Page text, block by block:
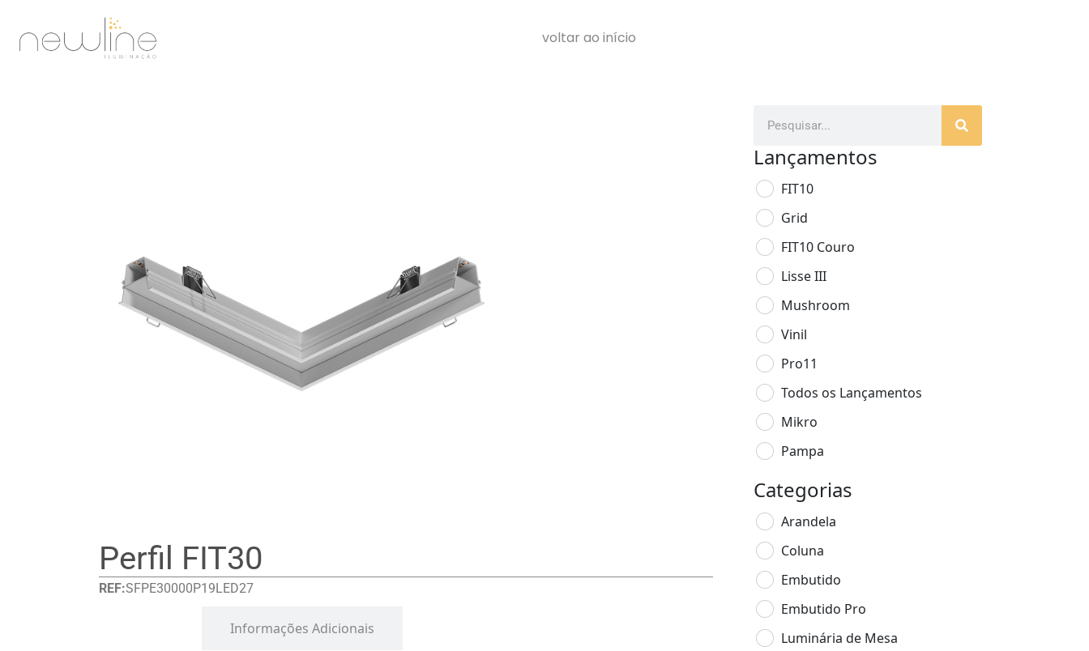
voltar ao início
Perfil FIT30
REF:SFPE30000P19LED27
Informações Adicionais
Lançamentos
FIT10
Grid
FIT10 Couro
Lisse III
Mushroom
Vinil
Pro11
Todos os Lançamentos
Mikro
Pampa
Categorias
Arandela
Coluna
Embutido
Embutido Pro
Luminária de Mesa